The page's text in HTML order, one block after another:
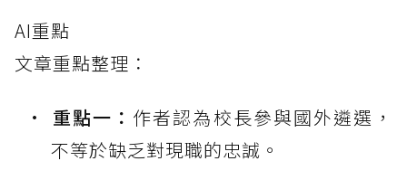
AI重點
文章重點整理：
重點一： 作者認為校長參與國外遴選，
不等於缺乏對現職的忠誠。